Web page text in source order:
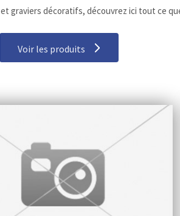
graviers décoratifs, découvrez ici tout ce
Voir les produits